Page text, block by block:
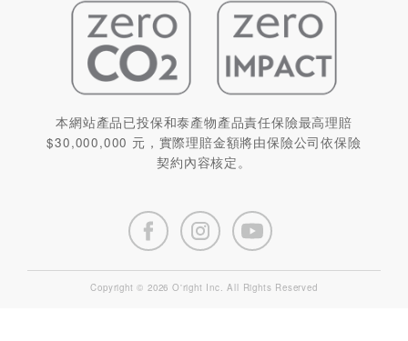
本網站產品已投保和泰產物產品責任保險最高理賠
$30,000,000 元，實際理賠金額將由保險公司依保險
契約內容核定。
Copyright © 2026 O'right Inc. All Rights Reserved